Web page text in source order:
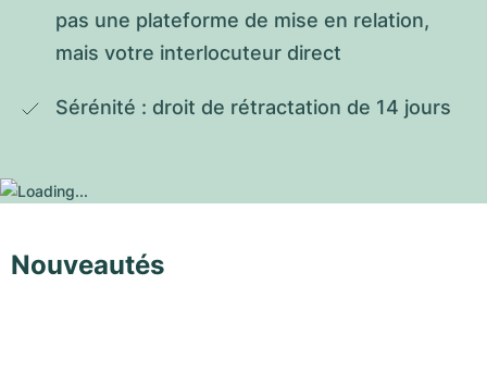
pas une plateforme de mise en relation,
mais votre interlocuteur direct
Sérénité : droit de rétractation de 14 jours
Nouveautés